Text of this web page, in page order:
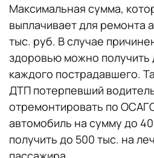
Максимальная сумма,
выплачивает для ремонта
тыс. руб. В случае
здоровью можно получить
каждого пострадавшего.
ДТП потерпевший
отремонтировать по
автомобиль на сумму до
получить до 500 тыс. на